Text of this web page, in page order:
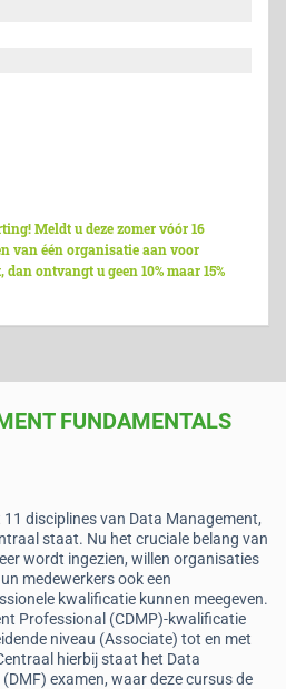
Meldt u deze zomer vóór 16
van één organisatie aan voor
ontvangt u geen 10% maar 15%
FUNDAMENTALS
disciplines van Data Management,
staat. Nu het cruciale belang van
wordt ingezien, willen organisaties
medewerkers ook een
kwalificatie kunnen meegeven.
Professional (CDMP)-kwalificatie
niveau (Associate) tot en met
hierbij staat het Data
examen, waar deze cursus de